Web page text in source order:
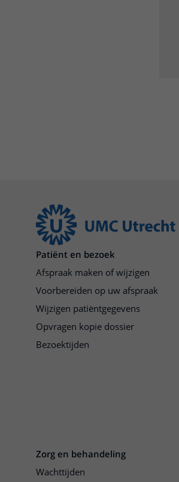
Patiënt en bezoek
Afspraak maken of wijzigen
Voorbereiden op uw afspraak
Wijzigen patiëntgegevens
Opvragen kopie dossier
Bezoektijden
Zorg en behandeling
Wachttijden